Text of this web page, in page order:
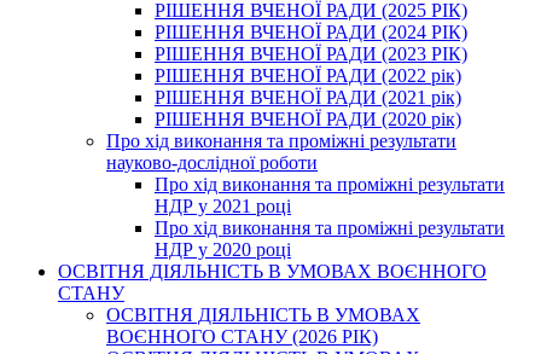
РІШЕННЯ ВЧЕНОЇ РАДИ (2025 РІК)
РІШЕННЯ ВЧЕНОЇ РАДИ (2024 РІК)
РІШЕННЯ ВЧЕНОЇ РАДИ (2023 РІК)
РІШЕННЯ ВЧЕНОЇ РАДИ (2022 рік)
РІШЕННЯ ВЧЕНОЇ РАДИ (2021 рік)
РІШЕННЯ ВЧЕНОЇ РАДИ (2020 рік)
Про хід виконання та проміжні результати
науково-дослідної роботи
Про хід виконання та проміжні результати
НДР у 2021 році
Про хід виконання та проміжні результати
НДР у 2020 році
ОСВІТНЯ ДІЯЛЬНІСТЬ В УМОВАХ ВОЄННОГО
СТАНУ
ОСВІТНЯ ДІЯЛЬНІСТЬ В УМОВАХ
ВОЄННОГО СТАНУ (2026 РІК)